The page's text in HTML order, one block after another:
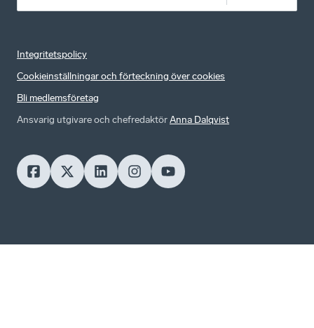
Integritetspolicy
Cookieinställningar och förteckning över cookies
Bli medlemsföretag
Ansvarig utgivare och chefredaktörAnna Dalqvist